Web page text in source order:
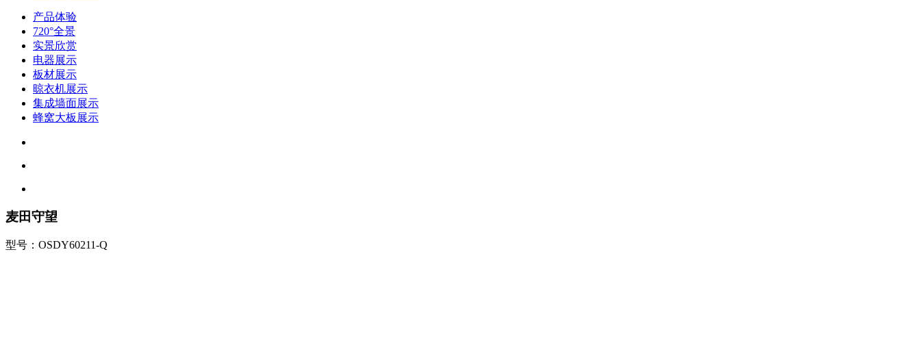
产品体验
720°全景
实景欣赏
电器展示
板材展示
晾衣机展示
集成墙面展示
蜂窝大板展示
麦田守望
型号：OSDY60211-Q